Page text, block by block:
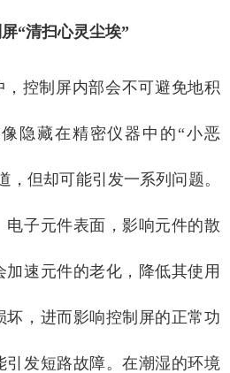
“清扫心灵尘埃”
，控制屏内部会不可避免地积
隐藏在精密仪器中的“小恶
，但却可能引发一系列问题。
电子元件表面，影响元件的散
速元件的老化，降低其使用
坏，进而影响控制屏的正常功
引发短路故障。在潮湿的环境